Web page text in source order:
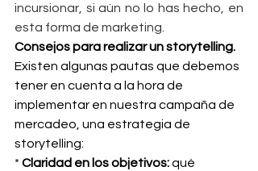
incursionar, si aún no lo has hecho, en
esta forma de marketing.
Consejos para realizar un storytelling.
Existen algunas pautas que debemos
tener en cuenta a la hora de
implementar en nuestra campaña de
mercadeo, una estrategia de
storytelling:
* Claridad en los objetivos: qué